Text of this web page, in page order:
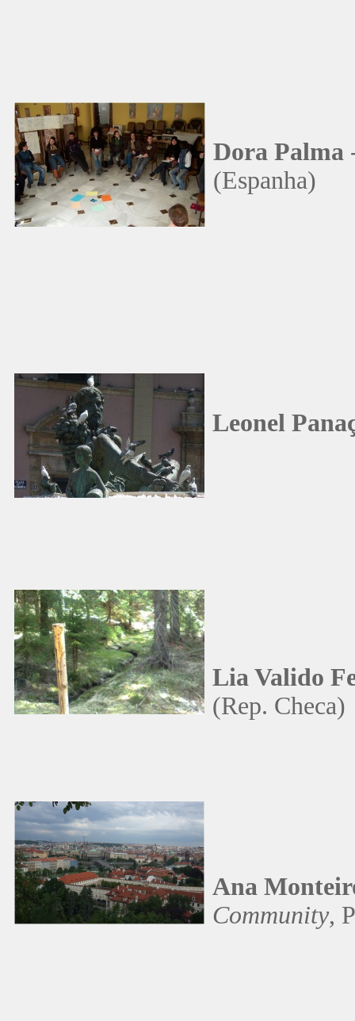
Dora Palma
(Espanha)
Leonel
Lia Valido
(Rep. Checa)
Ana
Community,